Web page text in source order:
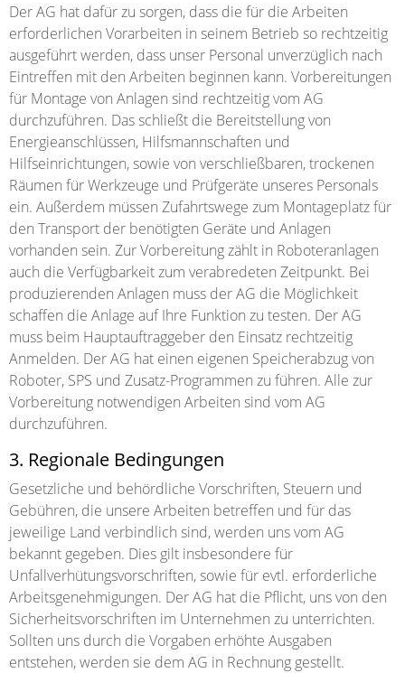
Der AG hat dafür zu sorgen, dass die für die Arbeiten
erforderlichen Vorarbeiten in seinem Betrieb so rechtzeitig
ausgeführt werden, dass unser Personal unverzüglich nach
Eintreffen mit den Arbeiten beginnen kann. Vorbereitungen
für Montage von Anlagen sind rechtzeitig vom AG
durchzuführen. Das schließt die Bereitstellung von
Energieanschlüssen, Hilfsmannschaften und
Hilfseinrichtungen, sowie von verschließbaren, trockenen
Räumen für Werkzeuge und Prüfgeräte unseres Personals
ein. Außerdem müssen Zufahrtswege zum Montageplatz für
den Transport der benötigten Geräte und Anlagen
vorhanden sein. Zur Vorbereitung zählt in Roboteranlagen
auch die Verfügbarkeit zum verabredeten Zeitpunkt. Bei
produzierenden Anlagen muss der AG die Möglichkeit
schaffen die Anlage auf Ihre Funktion zu testen. Der AG
muss beim Hauptauftraggeber den Einsatz rechtzeitig
Anmelden. Der AG hat einen eigenen Speicherabzug von
Roboter, SPS und Zusatz-Programmen zu führen. Alle zur
Vorbereitung notwendigen Arbeiten sind vom AG
durchzuführen.
3. Regionale Bedingungen
Gesetzliche und behördliche Vorschriften, Steuern und
Gebühren, die unsere Arbeiten betreffen und für das
jeweilige Land verbindlich sind, werden uns vom AG
bekannt gegeben. Dies gilt insbesondere für
Unfallverhütungsvorschriften, sowie für evtl. erforderliche
Arbeitsgenehmigungen. Der AG hat die Pflicht, uns von den
Sicherheitsvorschriften im Unternehmen zu unterrichten.
Sollten uns durch die Vorgaben erhöhte Ausgaben
entstehen, werden sie dem AG in Rechnung gestellt.